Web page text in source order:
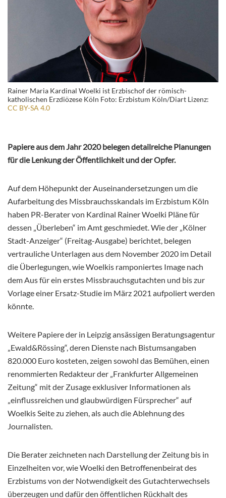
Rainer Maria Kardinal Woelki ist Erzbischof der römisch-
katholischen Erzdiözese Köln Foto: Erzbistum Köln/Diart Lizenz:
CC BY-SA 4.0
Papiere aus dem Jahr 2020 belegen detailreiche Planungen
für die Lenkung der Öffentlichkeit und der Opfer.
Auf dem Höhepunkt der Auseinandersetzungen um die
Aufarbeitung des Missbrauchsskandals im Erzbistum Köln
haben PR-Berater von Kardinal Rainer Woelki Pläne für
dessen „Überleben“ im Amt geschmiedet. Wie der „Kölner
Stadt-Anzeiger“ (Freitag-Ausgabe) berichtet, belegen
vertrauliche Unterlagen aus dem November 2020 im Detail
die Überlegungen, wie Woelkis ramponiertes Image nach
dem Aus für ein erstes Missbrauchsgutachten und bis zur
Vorlage einer Ersatz-Studie im März 2021 aufpoliert werden
könnte.
Weitere Papiere der in Leipzig ansässigen Beratungsagentur
„Ewald&Rössing“, deren Dienste nach Bistumsangaben
820.000 Euro kosteten, zeigen sowohl das Bemühen, einen
renommierten Redakteur der „Frankfurter Allgemeinen
Zeitung“ mit der Zusage exklusiver Informationen als
„einflussreichen und glaubwürdigen Fürsprecher“ auf
Woelkis Seite zu ziehen, als auch die Ablehnung des
Journalisten.
Die Berater zeichneten nach Darstellung der Zeitung bis in
Einzelheiten vor, wie Woelki den Betroffenenbeirat des
Erzbistums von der Notwendigkeit des Gutachterwechsels
überzeugen und dafür den öffentlichen Rückhalt des